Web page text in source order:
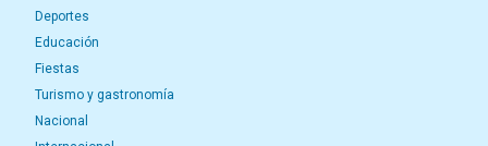
Deportes
Educación
Fiestas
Turismo y gastronomía
Nacional